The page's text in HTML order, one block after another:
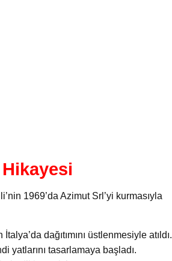
1969’da Azimut Srl’yi kurmasıyla
dağıtımını üstlenmesiyle atıldı.
yatlarını tasarlamaya başladı.